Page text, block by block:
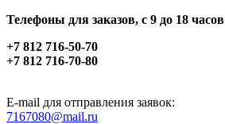
Телефоны для заказов, c 9 до 18 часов
+7 812 716-50-70
+7 812 716-70-80
E-mail для отправления заявок:
7167080@mail.ru